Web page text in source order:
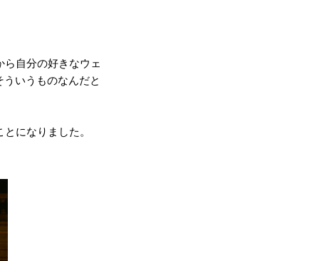
自分の好きなウェ
いうものなんだと
になりました。